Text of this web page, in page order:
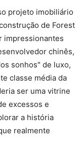
projeto imobiliário
de Forest
impressionantes
chinês,
sonhos" de luxo,
classe média da
ser uma vitrine
excessos e
a história
realmente